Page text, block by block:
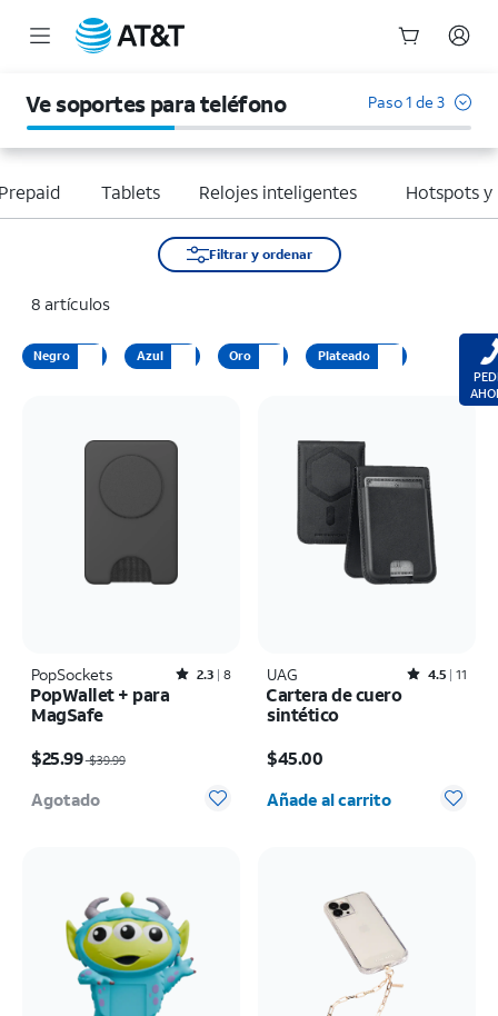
Ve soportes para teléfono Paso 1 de 3
Tablets Relojes inteligentes Hotspots y
Filtrar y ordenar
8 artículos
Negro Azul Oro Plateado
PopSockets Rated2.3out of 5 stars with8reviews
2.3 8
PopWallet + para
MagSafe
$25.99$39.99
Agotado
UAG Rated4.5out of 5 stars with11reviews
4.5 11
Cartera de cuero
sintético
$45.00
Cantidad seleccionada: 0
Añade al carrito